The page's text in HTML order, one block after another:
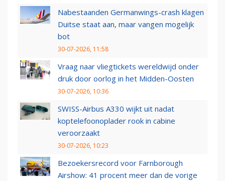
Nabestaanden Germanwings-crash klagen
Duitse staat aan, maar vangen mogelijk
bot
30-07-2026, 11:58
Vraag naar vliegtickets wereldwijd onder
druk door oorlog in het Midden-Oosten
30-07-2026, 10:36
SWISS-Airbus A330 wijkt uit nadat
koptelefoonoplader rook in cabine
veroorzaakt
30-07-2026, 10:23
Bezoekersrecord voor Farnborough
Airshow: 41 procent meer dan de vorige